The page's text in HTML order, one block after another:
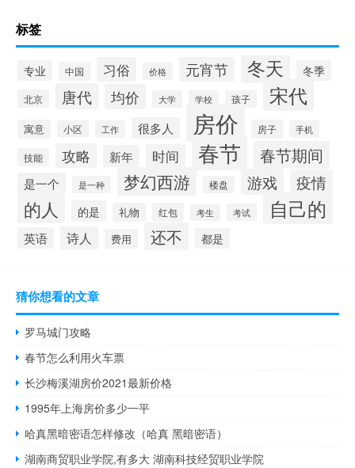
标签
专业 中国 习俗 价格 元宵节 冬天 冬季
北京 唐代 均价 大学 学校 孩子 宋代
寓意 小区 工作 很多人 房价 房子 手机
技能 攻略 新年 时间 春节 春节期间
是一个 是一种 梦幻西游 楼盘 游戏 疫情
的人 的是 礼物 红包 考生 考试 自己的
英语 诗人 费用 还不 都是
猜你想看的文章
罗马城门攻略
春节怎么利用火车票
长沙梅溪湖房价2021最新价格
1995年上海房价多少一平
哈真黑暗密语怎样修改（哈真 黑暗密语）
湖南商贸职业学院,有多大 湖南科技经贸职业学院